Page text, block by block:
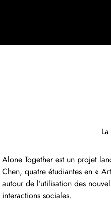
Alone Together est un projet
Chen, quatre étudiantes en «
autour de l’utilisation des
interactions sociales.